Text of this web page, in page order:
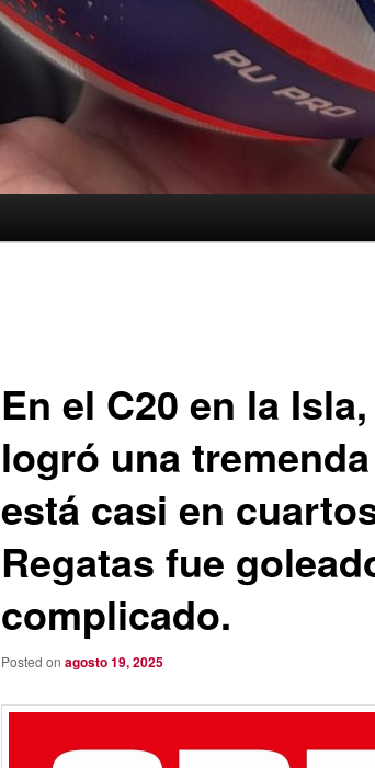
En el C20 en la
logró una
está casi en
Regatas fue
complicado.
Posted on agosto 19, 2025